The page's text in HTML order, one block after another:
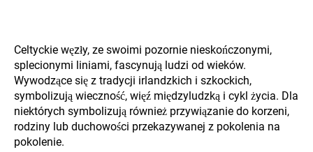
Celtyckie węzły, ze swoimi pozornie nieskończonymi,
splecionymi liniami, fascynują ludzi od wieków.
Wywodzące się z tradycji irlandzkich i szkockich,
symbolizują wieczność, więź międzyludzką i cykl życia. Dla
niektórych symbolizują również przywiązanie do korzeni,
rodziny lub duchowości przekazywanej z pokolenia na
pokolenie.